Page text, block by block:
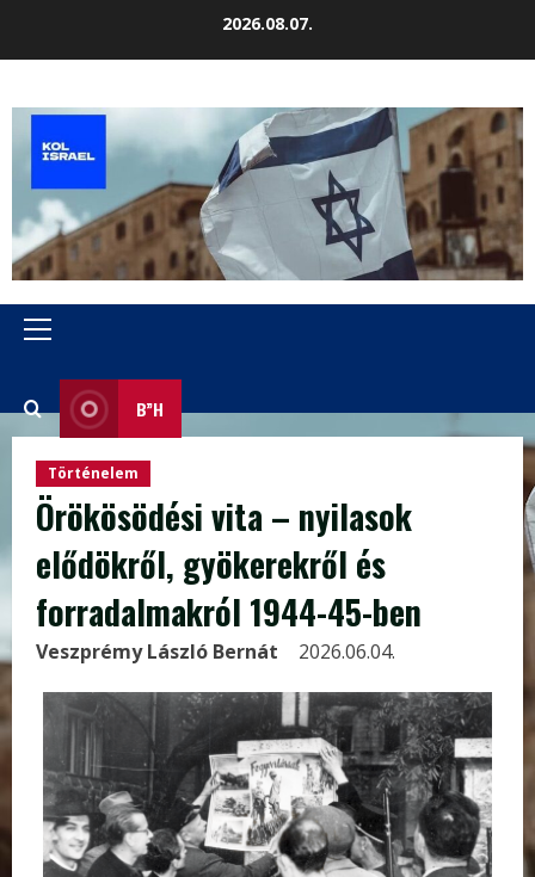
2026.08.07.
Primary
B”H
Történelem
Örökösödési vita – nyilasok
elődökről, gyökerekről és
forradalmakról 1944-45-ben
Veszprémy László Bernát 2026.06.04.